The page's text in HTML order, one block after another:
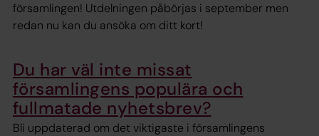
församlingen! Utdelningen påbörjas i september men
redan nu kan du ansöka om ditt kort!
Du har väl inte missat
församlingens populära och
fullmatade nyhetsbrev?
Bli uppdaterad om det viktigaste i församlingens